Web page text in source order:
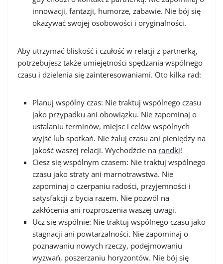
innowacji, fantazji, humorze, zabawie. Nie bój się
okazywać swojej osobowości i oryginalności.
Aby utrzymać bliskość i czułość w relacji z partnerką,
potrzebujesz także umiejętności spędzania wspólnego
czasu i dzielenia się zainteresowaniami. Oto kilka rad:
Planuj wspólny czas: Nie traktuj wspólnego czasu
jako przypadku ani obowiązku. Nie zapominaj o
ustalaniu terminów, miejsc i celów wspólnych
wyjść lub spotkań. Nie żałuj czasu ani pieniędzy na
jakość waszej relacji. Wychodźcie na randki!
Ciesz się wspólnym czasem: Nie traktuj wspólnego
czasu jako straty ani marnotrawstwa. Nie
zapominaj o czerpaniu radości, przyjemności i
satysfakcji z bycia razem. Nie pozwól na
zakłócenia ani rozproszenia waszej uwagi.
Ucz się wspólnie: Nie traktuj wspólnego czasu jako
stagnacji ani powtarzalności. Nie zapominaj o
poznawaniu nowych rzeczy, podejmowaniu
wyzwań, poszerzaniu horyzontów. Nie bój się